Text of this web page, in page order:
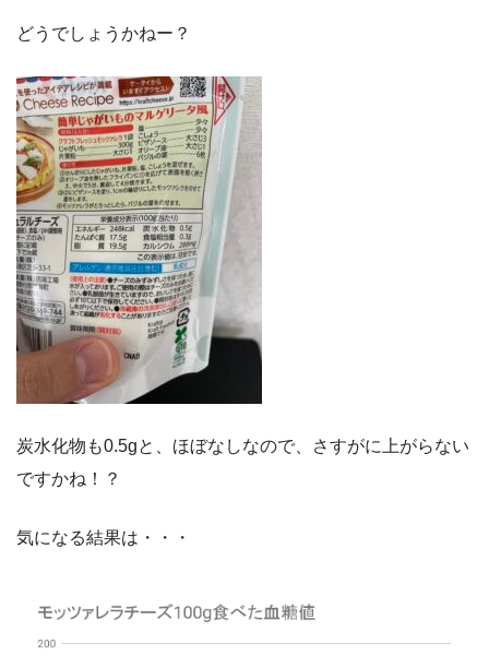
どうでしょうかねー？
炭水化物も0.5gと、ほぼなしなので、さすがに上がらない
ですかね！？
気になる結果は・・・